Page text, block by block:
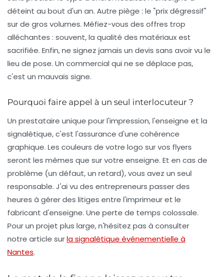
déteint au bout d'un an. Autre piège : le "prix dégressif"
sur de gros volumes. Méfiez-vous des offres trop
alléchantes : souvent, la qualité des matériaux est
sacrifiée. Enfin, ne signez jamais un devis sans avoir vu le
lieu de pose. Un commercial qui ne se déplace pas,
c'est un mauvais signe.
Pourquoi faire appel à un seul interlocuteur ?
Un prestataire unique pour l'impression, l'enseigne et la
signalétique, c'est l'assurance d'une cohérence
graphique. Les couleurs de votre logo sur vos flyers
seront les mêmes que sur votre enseigne. Et en cas de
problème (un défaut, un retard), vous avez un seul
responsable. J'ai vu des entrepreneurs passer des
heures à gérer des litiges entre l'imprimeur et le
fabricant d'enseigne. Une perte de temps colossale.
Pour un projet plus large, n'hésitez pas à consulter
notre article surla signalétique événementielle à
Nantes.